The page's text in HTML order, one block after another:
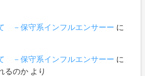
－保守系インフルエンサーー に
－保守系インフルエンサーー に
るのかより